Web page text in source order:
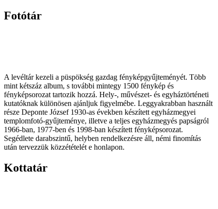
Fotótár
A levéltár kezeli a püspökség gazdag fényképgyűjteményét. Több
mint kétszáz album, s további mintegy 1500 fénykép és
fényképsorozat tartozik hozzá. Hely-, művészet- és egyháztörténeti
kutatóknak különösen ajánljuk figyelmébe. Leggyakrabban használt
része Deponte József 1930-as években készített egyházmegyei
templomfotó-gyűjteménye, illetve a teljes egyházmegyés papságról
1966-ban, 1977-ben és 1998-ban készített fényképsorozat.
Segédlete darabszintű, helyben rendelkezésre áll, némi finomítás
után tervezzük közzétételét e honlapon.
Kottatár